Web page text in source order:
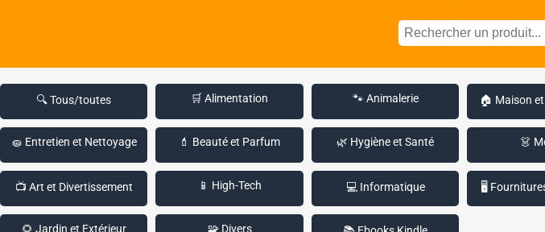
🔍 Tous/toutes 🛒 Alimentation 🐾 Animalerie 🏠 Maison
🧽 Entretien et Nettoyage 💄 Beauté et Parfum 🌿 Hygiène et Santé 👗
📺 Art et Divertissement 📱 High-Tech 💻 Informatique 🖥️
🌻 Jardin et Extérieur 🧩 Divers